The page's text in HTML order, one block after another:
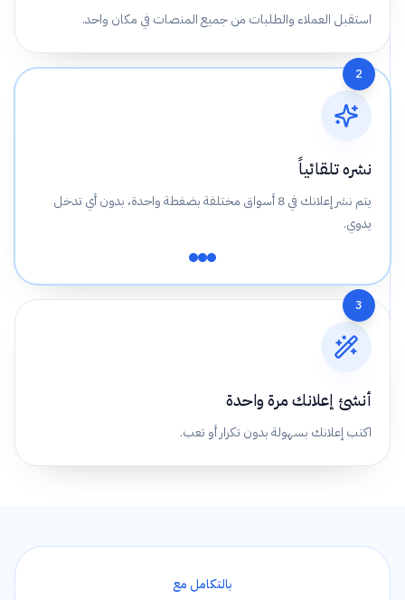
استقبل العملاء والطلبات من جميع المنصات في مكان واحد.
2
نشره تلقائياً
يتم نشر إعلانك في 8 أسواق مختلفة بضغطة واحدة، بدون أي تدخل
يدوي.
3
أنشئ إعلانك مرة واحدة
اكتب إعلانك بسهولة بدون تكرار أو تعب.
بالتكامل مع